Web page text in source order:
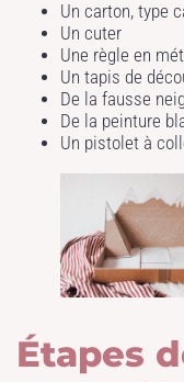
Un carton, type
Un cuter
Une règle en
Un tapis de
De la fausse
De la peinture
Un pistolet à
Étapes